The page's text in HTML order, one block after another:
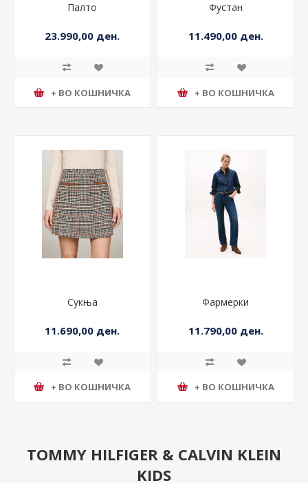
Палто
23.990,00 ден.
+ ВО КОШНИЧКА
Фустан
11.490,00 ден.
+ ВО КОШНИЧКА
Сукња
11.690,00 ден.
+ ВО КОШНИЧКА
Фармерки
11.790,00 ден.
+ ВО КОШНИЧКА
TOMMY HILFIGER & CALVIN KLEIN
KIDS